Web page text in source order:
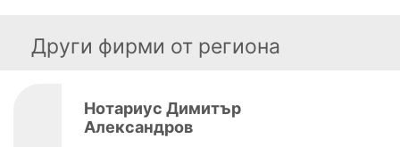
Други фирми от региона
Нотариус Димитър
Александров